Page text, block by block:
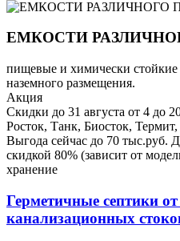
ЕМКОСТИ
пищевые и химически стойкие
наземного размещения.
Акция
Скидки до 31 августа от 4
Росток, Танк, Биосток,
Выгода сейчас до 70 тыс.руб.
скидкой 80% (зависит от
хранение
Герметичные септики
канализационных